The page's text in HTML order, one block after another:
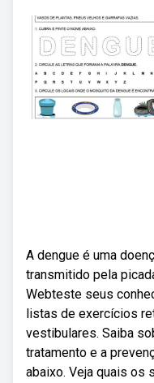
A dengue é uma
transmitido pela
Webteste seus
listas de exercícios
vestibulares. Saiba
tratamento e a
abaixo. Veja quais os